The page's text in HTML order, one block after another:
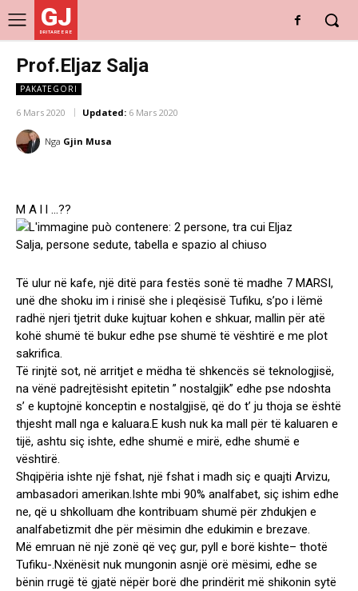
GJ
DRITARE E RE
Prof.Eljaz Salja
PAKATEGORI
6 Mars 2020 Updated: 6 Mars 2020
Nga Gjin Musa
M A l l …??
Të ulur në kafe, një ditë para festës sonë të madhe 7 MARSI,
unë dhe shoku im i rinisë she i pleqësisë Tufiku, s’po i lëmë
radhë njeri tjetrit duke kujtuar kohen e shkuar, mallin për atë
kohë shumë të bukur edhe pse shumë të vështirë e me plot
sakrifica.
Të rinjtë sot, në arritjet e mëdha të shkencës së teknologjisë,
na vënë padrejtësisht epitetin ” nostalgjik” edhe pse ndoshta
s’ e kuptojnë konceptin e nostalgjisë, që do t’ ju thoja se është
thjesht mall nga e kaluara.E kush nuk ka mall për të kaluaren e
tijë, ashtu siç ishte, edhe shumë e mirë, edhe shumë e
vështirë.
Shqipëria ishte një fshat, një fshat i madh siç e quajti Arvizu,
ambasadori amerikan.Ishte mbi 90% analfabet, siç ishim edhe
ne, që u shkolluam dhe kontribuam shumë për zhdukjen e
analfabetizmit dhe për mësimin dhe edukimin e brezave.
Më emruan në një zonë që veç gur, pyll e borë kishte– thotë
Tufiku-.Nxënësit nuk mungonin asnjë orë mësimi, edhe se
bënin rrugë të gjatë nëpër borë dhe prindërit më shikonin sytë